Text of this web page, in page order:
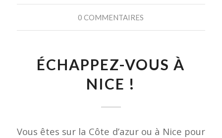
0 COMMENTAIRES
ÉCHAPPEZ-VOUS À
NICE !
Vous êtes sur la Côte d’azur ou à Nice pour